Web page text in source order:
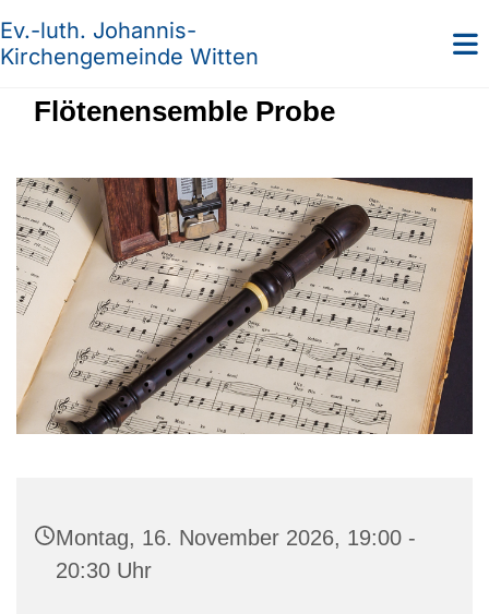
Ev.-luth. Johannis-
Kirchengemeinde Witten
Flötenensemble Probe
Montag, 16. November 2026, 19:00 -
20:30 Uhr